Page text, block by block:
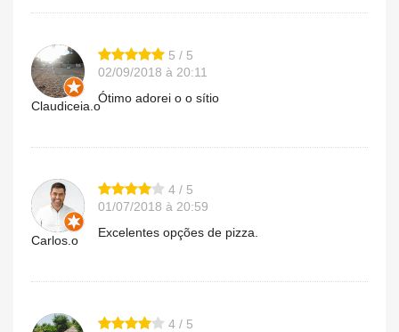
Claudiceia.o
5 / 5
02/09/2018 à 20:11
Ótimo adorei o o sítio
Carlos.o
4 / 5
01/07/2018 à 20:59
Excelentes opções de pizza.
4 / 5